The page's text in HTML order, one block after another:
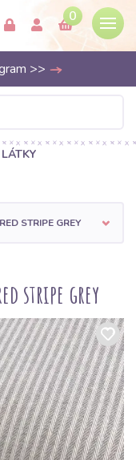
0
>>
STRIPE GREY
stripe grey